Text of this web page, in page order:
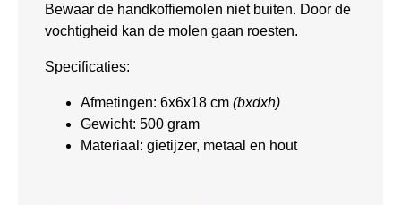
Bewaar de handkoffiemolen niet buiten. Door de
vochtigheid kan de molen gaan roesten.
Specificaties:
Afmetingen: 6x6x18 cm (bxdxh)
Gewicht: 500 gram
Materiaal: gietijzer, metaal en hout